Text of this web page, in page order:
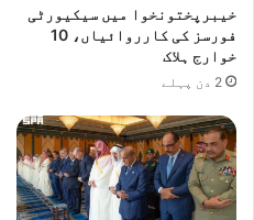
خیبرپختونخوا میں سیکیورٹی
فورسز کی کارروائیاں، 10
خوارج ہلاک
2 دن پہلے